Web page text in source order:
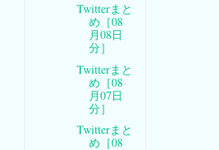
Twitterまと
め［08
月08日
分］
Twitterまと
め［08
月07日
分］
Twitterまと
め［08